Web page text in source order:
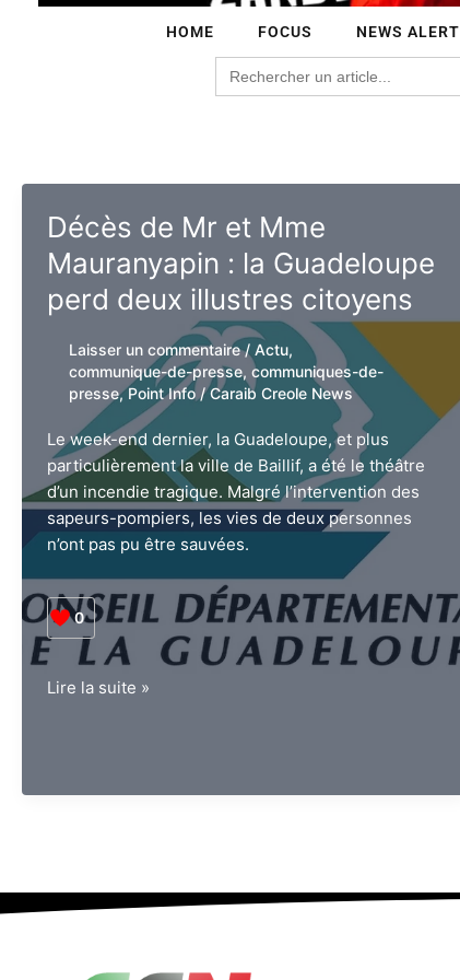
HOME FOCUS NEWS ALERT
Search
for:
Décès de Mr et Mme
Mauranyapin : la Guadeloupe
perd deux illustres citoyens
Laisser un commentaire / Actu,
communique-de-presse, communiques-de-
presse,Point Info/Caraib Creole News
Le week-end dernier, la Guadeloupe, et plus
particulièrement la ville de Baillif, a été le théâtre
d’un incendie tragique. Malgré l’intervention des
sapeurs-pompiers, les vies de deux personnes
n’ont pas pu être sauvées.
0
Décès
Mme
Guadeloupe
illustres
Lire la suite »